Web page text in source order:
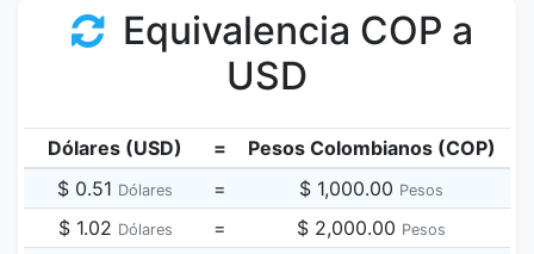
Equivalencia COP a
USD
Dólares (USD) =
Pesos Colombianos (COP)
$ 0.51 Dólares = $ 1,000.00 Pesos
$ 1.02 Dólares = $ 2,000.00 Pesos